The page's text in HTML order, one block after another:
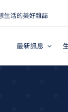
生活的美好雜誌
最新訊息